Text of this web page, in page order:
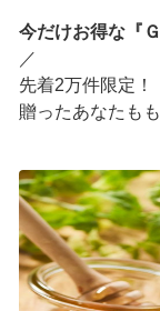
今だけお得な『
／ ​
先着2万件限定！​
贈ったあなたも
LINEギフト限定
ると、自分も500
ペーンがスター
···